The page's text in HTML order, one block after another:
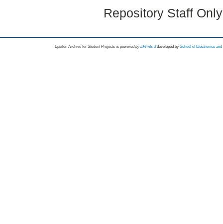
Repository Staff
Epsilon Archive for Student Projects is powored byEPrints 3 developed by School of Electronics